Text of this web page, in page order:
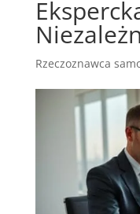
Rzeczoznawca